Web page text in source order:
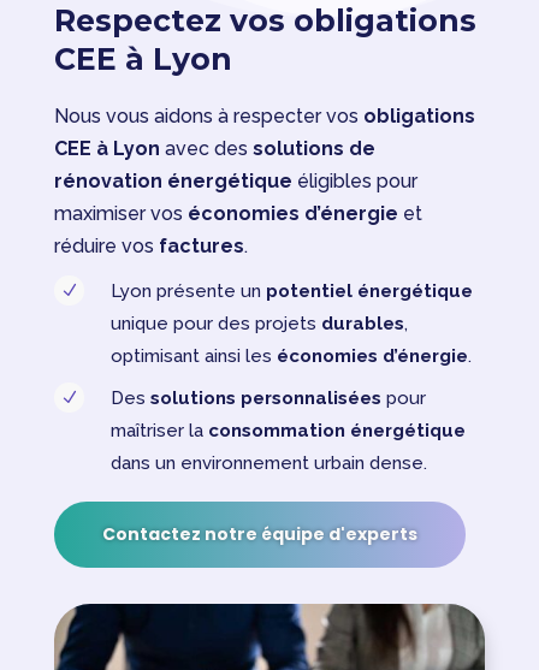
Respectez vos obligations
CEE à Lyon
Nous vous aidons à respecter vos obligations
CEE à Lyon avec des solutions de
rénovation énergétique éligibles pour
maximiser vos économies d’énergie et
réduire vos factures.
N Lyon présente un potentiel énergétique
unique pour des projets durables,
optimisant ainsi les économies d’énergie.
N Des solutions personnalisées pour
maîtriser la consommation énergétique
dans un environnement urbain dense.
Contactez notre équipe d'experts